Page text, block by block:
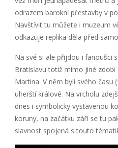
odrazem barokní přestavby v
Navštívit tu můžete i muzeum
odkazuje replika děla před
Na své si ale přijdou i fanoušci
Bratislavu totiž mimo jiné
Martina. V něm byli svého času
uherští králové. Na vrcholu
dnes i symbolicky vystavenou
koruny, na začátku září se tu
slavnost spojená s touto